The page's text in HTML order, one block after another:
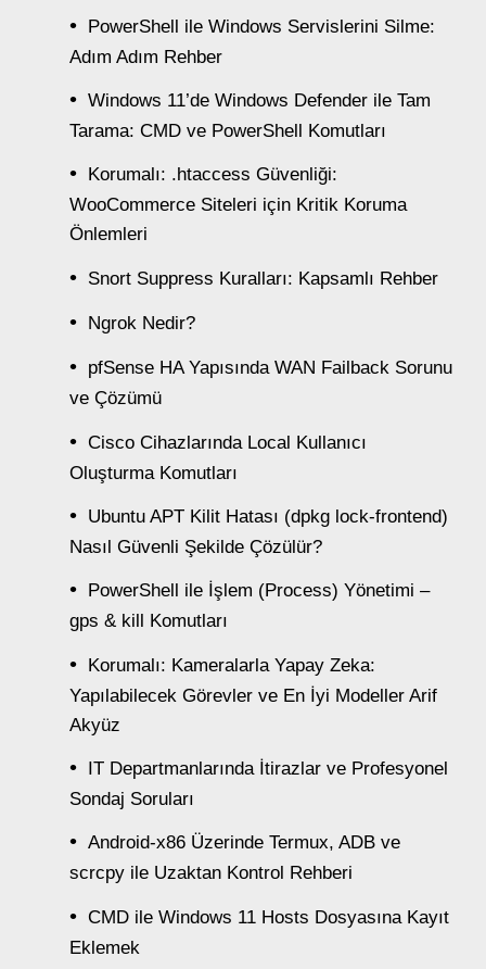
PowerShell ile Windows Servislerini Silme:
Adım Adım Rehber
Windows 11’de Windows Defender ile Tam
Tarama: CMD ve PowerShell Komutları
Korumalı: .htaccess Güvenliği:
WooCommerce Siteleri için Kritik Koruma
Önlemleri
Snort Suppress Kuralları: Kapsamlı Rehber
Ngrok Nedir?
pfSense HA Yapısında WAN Failback Sorunu
ve Çözümü
Cisco Cihazlarında Local Kullanıcı
Oluşturma Komutları
Ubuntu APT Kilit Hatası (dpkg lock-frontend)
Nasıl Güvenli Şekilde Çözülür?
PowerShell ile İşlem (Process) Yönetimi –
gps & kill Komutları
Korumalı: Kameralarla Yapay Zeka:
Yapılabilecek Görevler ve En İyi Modeller Arif
Akyüz
IT Departmanlarında İtirazlar ve Profesyonel
Sondaj Soruları
Android-x86 Üzerinde Termux, ADB ve
scrcpy ile Uzaktan Kontrol Rehberi
CMD ile Windows 11 Hosts Dosyasına Kayıt
Eklemek